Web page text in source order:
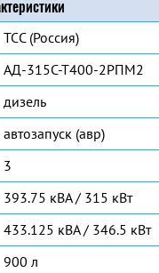
ТСС (Россия)
АД-315С-Т400-2РПМ2
дизель
автозапуск (авр)
3
393.75 кВА / 315 кВт
433.125 кВА / 346.5 кВт
900 л